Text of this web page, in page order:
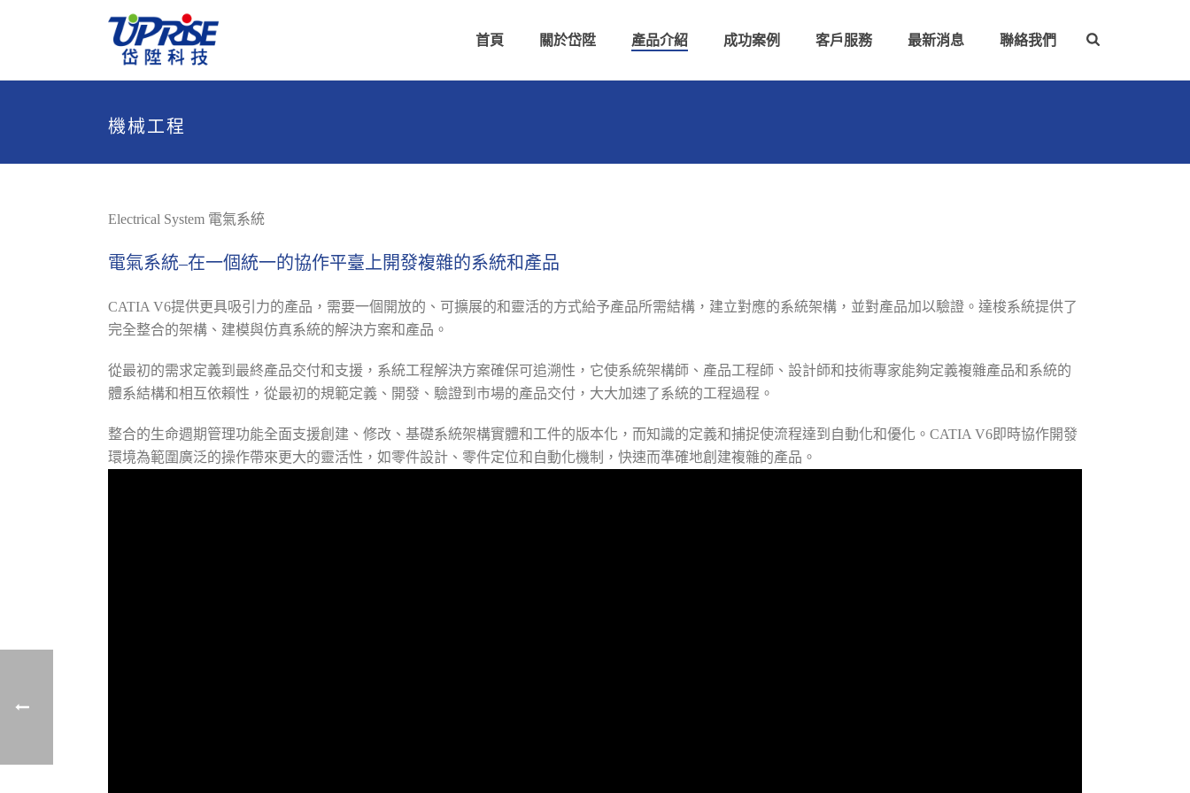
首頁 關於岱陞 產品介紹 成功案例 客戶服務 最新消息 聯絡我們
機械工程
Electrical System 電氣系統
電氣系統–在一個統一的協作平臺上開發複雜的系統和產品
CATIA V6提供更具吸引力的產品，需要一個開放的、可擴展的和靈活的方式給予產品所需結構，建立對應的系統架構，並對產品加以驗證。達梭系統提供了
完全整合的架構、建模與仿真系統的解決方案和產品。
從最初的需求定義到最終產品交付和支援，系統工程解決方案確保可追溯性，它使系統架構師、產品工程師、設計師和技術專家能夠定義複雜產品和系統的
體系結構和相互依賴性，從最初的規範定義、開發、驗證到市場的產品交付，大大加速了系統的工程過程。
整合的生命週期管理功能全面支援創建、修改、基礎系統架構實體和工件的版本化，而知識的定義和捕捉使流程達到自動化和優化。CATIA V6即時協作開發
環境為範圍廣泛的操作帶來更大的靈活性，如零件設計、零件定位和自動化機制，快速而準確地創建複雜的產品。